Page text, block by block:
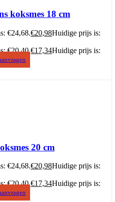
koksmes 18 cm
€24,68.€20,98Huidige prijs is:
€20,40.€17,34Huidige prijs is:
20 cm
€24,68.€20,98Huidige prijs is:
€20,40.€17,34Huidige prijs is: